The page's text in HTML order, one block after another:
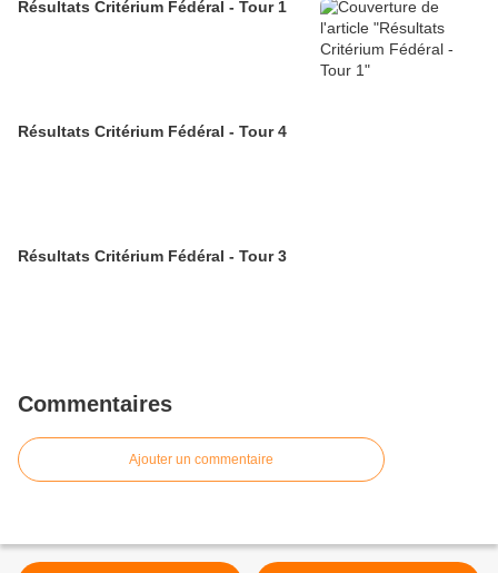
Résultats Critérium Fédéral - Tour 1
Résultats Critérium Fédéral - Tour 4
Résultats Critérium Fédéral - Tour 3
Commentaires
Ajouter un commentaire